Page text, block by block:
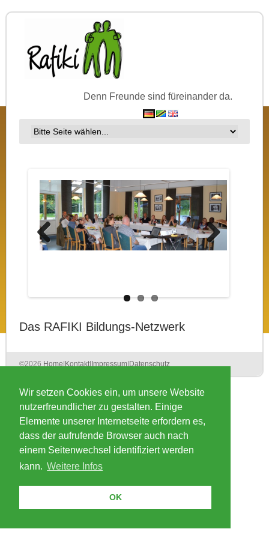
Wir setzen Cookies ein, um unsere Website
nutzerfreundlicher zu gestalten. Einige
Elemente unserer Internetseite erfordern es,
dass der aufrufende Browser auch nach
einem Seitenwechsel identifiziert werden
kann. Weitere Infos
OK
Denn Freunde sind füreinander da.
Previous Next
Das RAFIKI Bildungs-Netzwerk
©2026 Home|Kontakt|Impressum|Datenschutz